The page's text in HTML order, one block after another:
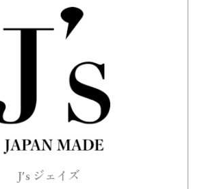
J's ジェイズ